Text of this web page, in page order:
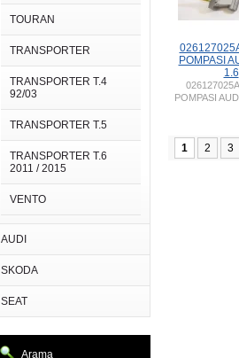
TOURAN
TRANSPORTER
TRANSPORTER T.4
92/03
TRANSPORTER T.5
TRANSPORTER T.6
2011 / 2015
VENTO
AUDI
SKODA
SEAT
Arama
POMPASI
1.6
POMPASI
1 2 3